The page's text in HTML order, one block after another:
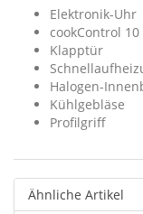
Elektronik-Uhr
cookControl
Klapptür
Halogen-
Kühlgebläse
Profilgriff
Ähnliche Artikel